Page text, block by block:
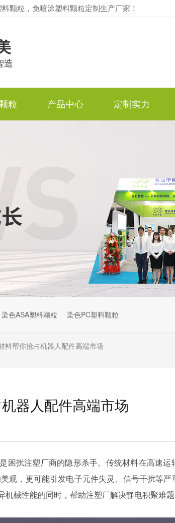
颗粒，免喷涂塑料颗粒定制生产厂家！
造
粒 产品中心 定制实力
染色ASA塑料颗粒 染色PC塑料颗粒
料帮你抢占机器人配件高端市场
器人配件高端市场
困扰注塑厂商的隐形杀手。传统材料在高速
观，更可能引发电子元件失灵、信号干扰等
机械性能的同时，帮助注塑厂解决静电积聚难题